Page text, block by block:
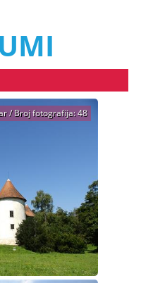
/ Broj fotografija: 48